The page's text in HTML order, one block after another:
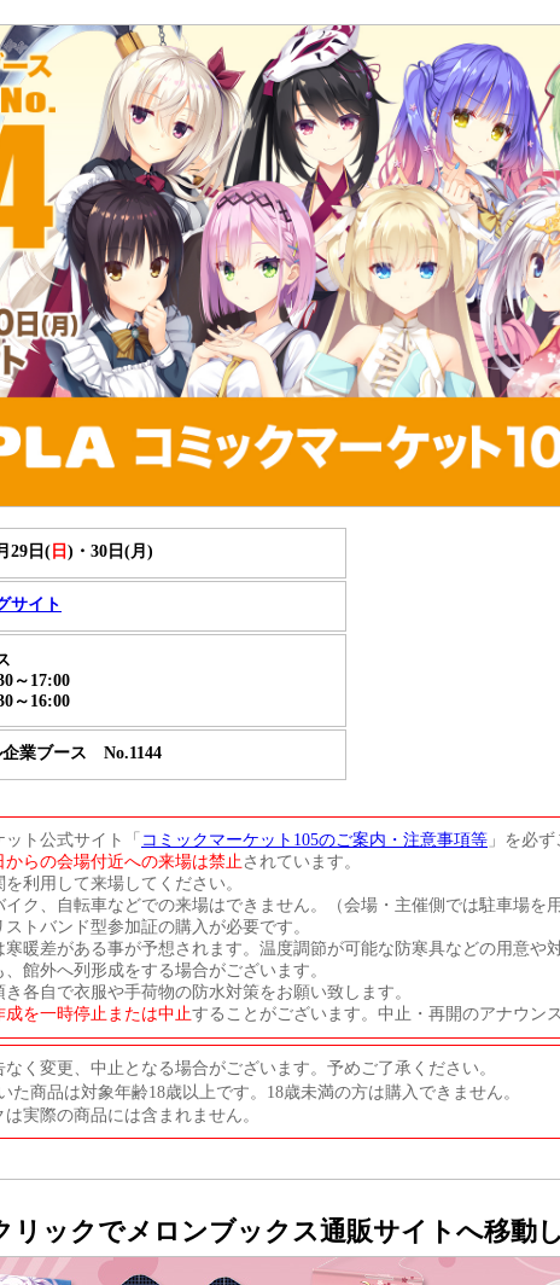
29日( 日 )・30日(月)
サイト
～17:00
～16:00
企業ブース No.1144
ット公式サイト「 コミックマーケット105のご案内・注意事項等 」を必
からの会場付近への来場は禁止 されています。
を利用して来場してください。
イク、自転車などでの来場はできません。（会場・主催側では駐車場を
ストバンド型参加証の購入が必要です。
寒暖差がある事が予想されます。温度調節が可能な防寒具などの用意や
館外へ列形成をする場合がございます。
各自で衣服や手荷物の防水対策をお願い致します。
成を一時停止または中止することがございます。中止・再開のアナウン
なく変更、中止となる場合がございます。予めご了承ください。
た商品は対象年齢18歳以上です。18歳未満の方は購入できません。
実際の商品には含まれません。
リックでメロンブックス通販サイトへ移動